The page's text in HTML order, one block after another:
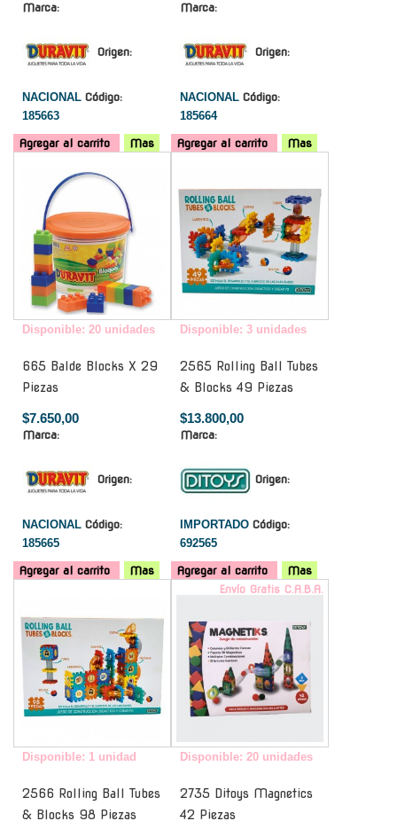
Marca:
Origen:
NACIONAL Código:
185663
Agregar al carrito Mas
Marca:
Origen:
NACIONAL Código:
185664
Agregar al carrito
Mas
Disponible: 20 unidades
665 Balde Blocks X 29
Piezas
$7.650,00
Marca:
Origen:
NACIONAL Código:
185665
Agregar al carrito Mas
Disponible: 3 unidades
2565 Rolling Ball Tubes
& Blocks 49 Piezas
$13.800,00
Marca:
Origen:
IMPORTADO Código:
692565
Agregar al carrito
Mas
Disponible: 1 unidad
2566 Rolling Ball Tubes
& Blocks 98 Piezas
Envío Gratis C.A.B.A.
Disponible: 20 unidades
2735 Ditoys Magnetics
42 Piezas